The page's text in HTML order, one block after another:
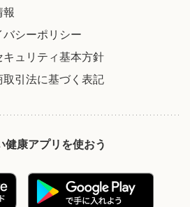
バシーポリシー
ュリティ基本方針
取引法に基づく表記
健康アプリを使おう